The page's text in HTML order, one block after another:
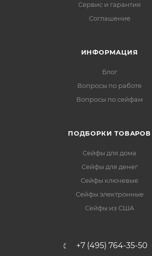
Сервис и гарантия
Соглашение
ИНФОРМАЦИЯ
Блог
Вопросы по работе
Вопросы по сейфам
ПОДБОРКИ ТОВАРОВ
Сейфы для дома
Сейфы для денег
Сейфы ключевые
Сейфы электронные
Сейфы из США
+7 (495) 764-35-50